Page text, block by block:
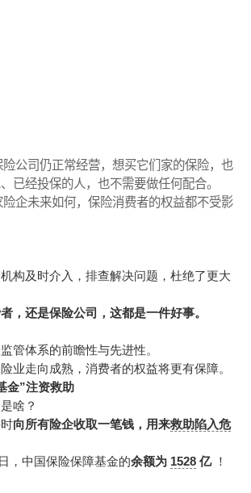
公司仍正常经营，想买它们家的保险，也
已经投保的人，也不需要做任何配合。
企未来如何，保险消费者的权益都不受影
构及时介入，排查解决问题，杜绝了更大
，还是保险公司，这都是一件好事。
管体系的前瞻性与先进性。
业走向成熟，消费者的权益将更有保障。
金”注资救助
啥？
向所有险企收取一笔钱，用来救助陷入危
，中国保险保障基金的余额为 1528 亿！